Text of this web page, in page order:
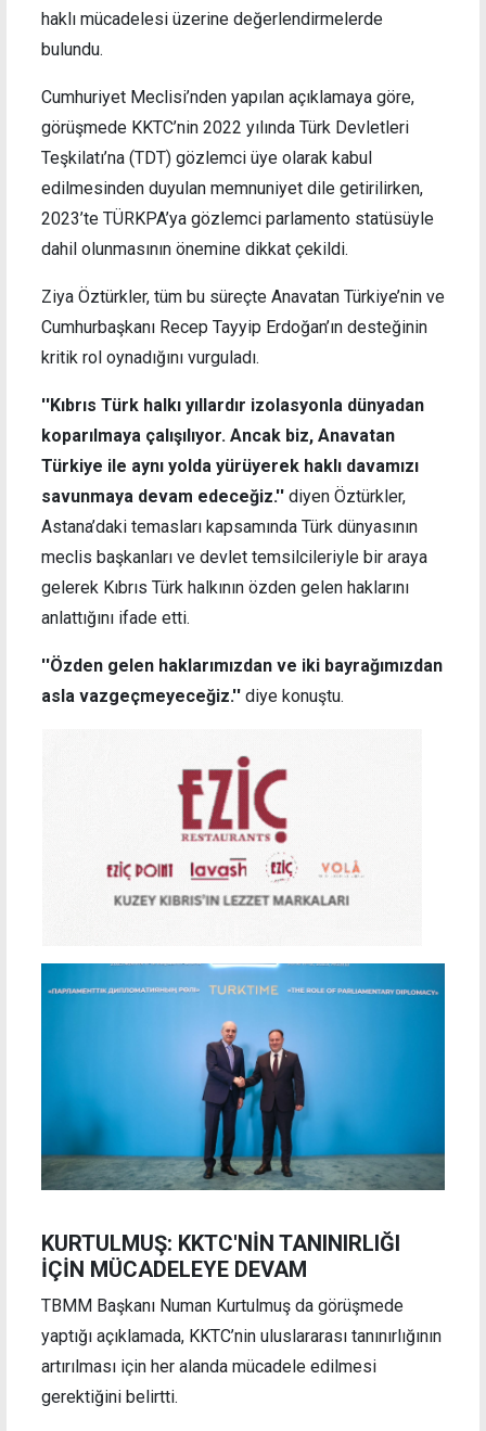
haklı mücadelesi üzerine değerlendirmelerde
bulundu.
Cumhuriyet Meclisi’nden yapılan açıklamaya göre,
görüşmede KKTC’nin 2022 yılında Türk Devletleri
Teşkilatı’na (TDT) gözlemci üye olarak kabul
edilmesinden duyulan memnuniyet dile getirilirken,
2023’te TÜRKPA’ya gözlemci parlamento statüsüyle
dahil olunmasının önemine dikkat çekildi.
Ziya Öztürkler, tüm bu süreçte Anavatan Türkiye’nin ve
Cumhurbaşkanı Recep Tayyip Erdoğan’ın desteğinin
kritik rol oynadığını vurguladı.
''Kıbrıs Türk halkı yıllardır izolasyonla dünyadan
koparılmaya çalışılıyor. Ancak biz, Anavatan
Türkiye ile aynı yolda yürüyerek haklı davamızı
savunmaya devam edeceğiz.'' diyen Öztürkler,
Astana’daki temasları kapsamında Türk dünyasının
meclis başkanları ve devlet temsilcileriyle bir araya
gelerek Kıbrıs Türk halkının özden gelen haklarını
anlattığını ifade etti.
''Özden gelen haklarımızdan ve iki bayrağımızdan
asla vazgeçmeyeceğiz.'' diye konuştu.
KURTULMUŞ: KKTC'NİN TANINIRLIĞI
İÇİN MÜCADELEYE DEVAM
TBMM Başkanı Numan Kurtulmuş da görüşmede
yaptığı açıklamada, KKTC’nin uluslararası tanınırlığının
artırılması için her alanda mücadele edilmesi
gerektiğini belirtti.